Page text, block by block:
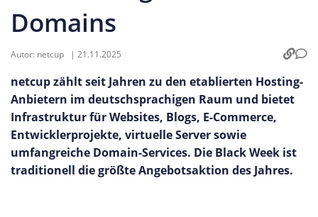
Domains
Autor: netcup | 21.11.2025
netcup zählt seit Jahren zu den etablierten Hosting-
Anbietern im deutschsprachigen Raum und bietet
Infrastruktur für Websites, Blogs, E-Commerce,
Entwicklerprojekte, virtuelle Server sowie
umfangreiche Domain-Services. Die Black Week ist
traditionell die größte Angebotsaktion des Jahres.